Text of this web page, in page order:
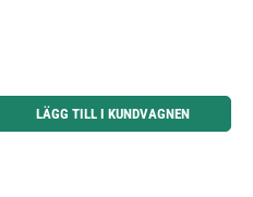
knapparna för att öka eller minska kvantiteten.
LÄGG TILL I KUNDVAGNEN